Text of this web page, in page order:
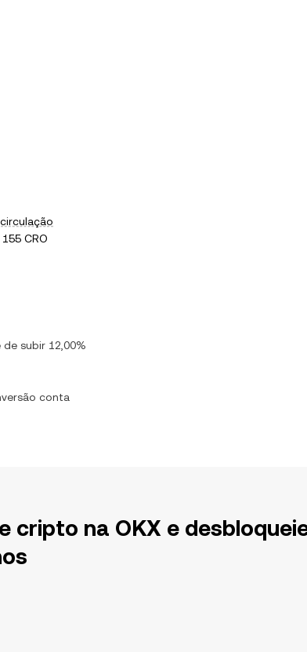
CRO
de subir 12,00%
conta
cripto na OKX e